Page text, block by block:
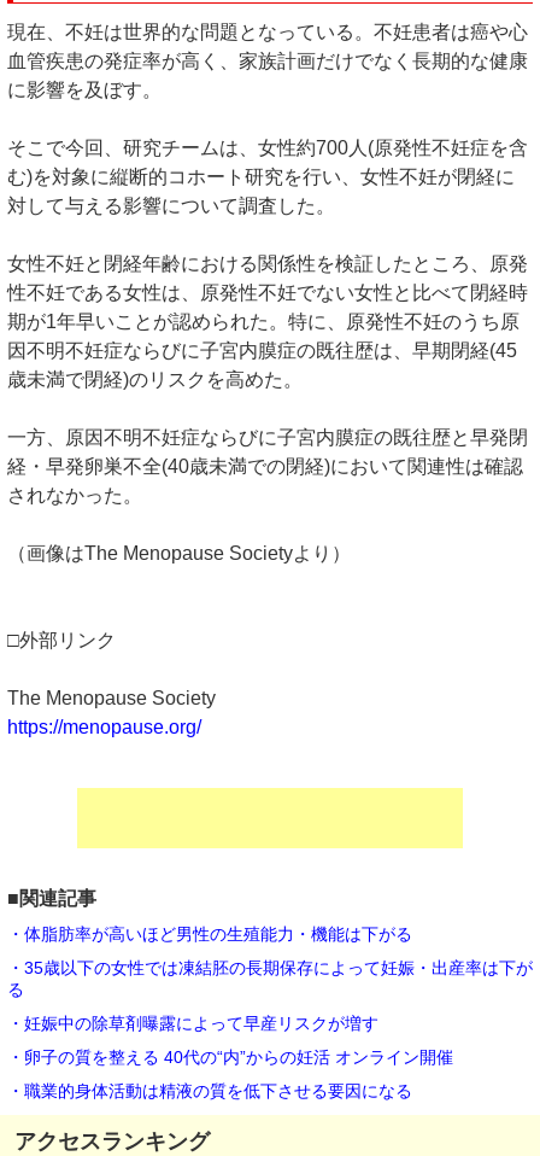
現在、不妊は世界的な問題となっている。不妊患者は癌や心
血管疾患の発症率が高く、家族計画だけでなく長期的な健康
に影響を及ぼす。
そこで今回、研究チームは、女性約700人(原発性不妊症を含
む)を対象に縦断的コホート研究を行い、女性不妊が閉経に
対して与える影響について調査した。
女性不妊と閉経年齢における関係性を検証したところ、原発
性不妊である女性は、原発性不妊でない女性と比べて閉経時
期が1年早いことが認められた。特に、原発性不妊のうち原
因不明不妊症ならびに子宮内膜症の既往歴は、早期閉経(45
歳未満で閉経)のリスクを高めた。
一方、原因不明不妊症ならびに子宮内膜症の既往歴と早発閉
経・早発卵巣不全(40歳未満での閉経)において関連性は確認
されなかった。
（画像はThe Menopause Societyより）
□外部リンク
The Menopause Society
https://menopause.org/
■関連記事
・体脂肪率が高いほど男性の生殖能力・機能は下がる
・35歳以下の女性では凍結胚の長期保存によって妊娠・出産率は下が
る
・妊娠中の除草剤曝露によって早産リスクが増す
・卵子の質を整える 40代の“内”からの妊活 オンライン開催
・職業的身体活動は精液の質を低下させる要因になる
アクセスランキング